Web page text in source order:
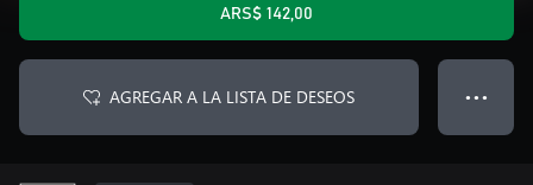
ARS$ 142,00
AGREGAR A LA LISTA DE DESEOS ● ● ●